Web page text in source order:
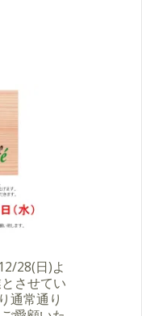
28(日)よ
させてい
通常通り